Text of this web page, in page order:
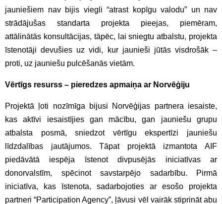
jauniešiem nav bijis viegli “atrast kopīgu valodu” un nav
strādājušas standarta projekta pieejas, piemēram,
attālinātās konsultācijas, tāpēc, lai sniegtu atbalstu, projekta
īstenotāji devušies uz vidi, kur jaunieši jūtās visdrošāk –
proti, uz jauniešu pulcēšanās vietām.
Vērtīgs resurss – pieredzes apmaiņa ar Norvēģiju
Projektā ļoti nozīmīga bijusi Norvēģijas partnera iesaiste,
kas aktīvi iesaistījies gan mācību, gan jauniešu grupu
atbalsta posmā, sniedzot vērtīgu ekspertīzi jauniešu
līdzdalības jautājumos. Tāpat projektā izmantota AIF
piedāvātā iespēja īstenot divpusējās iniciatīvas ar
donorvalstīm, spēcinot savstarpējo sadarbību. Pirmā
iniciatīva, kas īstenota, sadarbojoties ar esošo projekta
partneri “Participation Agency”, ļāvusi vēl vairāk stiprināt abu